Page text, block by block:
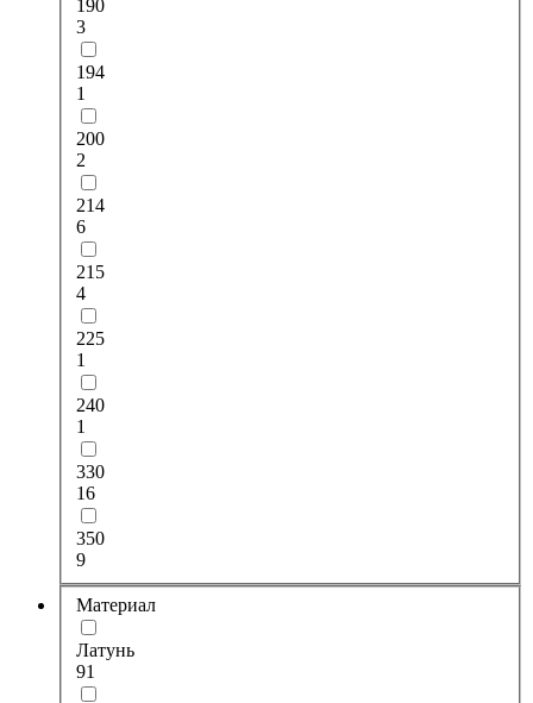
190
3
194
1
200
2
214
6
215
4
225
1
240
1
330
16
350
9
Материал
Латунь
91